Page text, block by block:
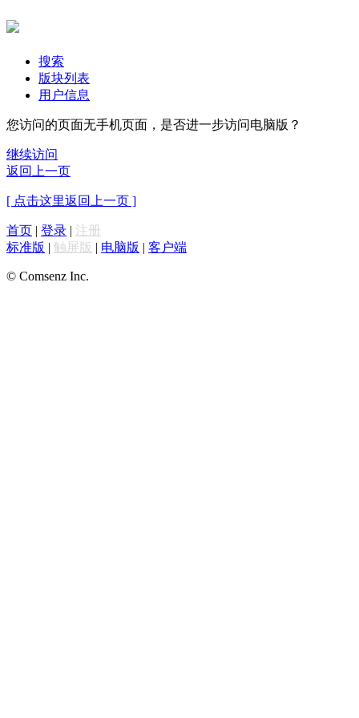
搜索
版块列表
用户信息
您访问的页面无手机页面，是否进一步访问电脑版？
继续访问
返回上一页
[ 点击这里返回上一页 ]
首页 | 登录 | 注册
标准版 | 触屏版 | 电脑版 | 客户端
© Comsenz Inc.